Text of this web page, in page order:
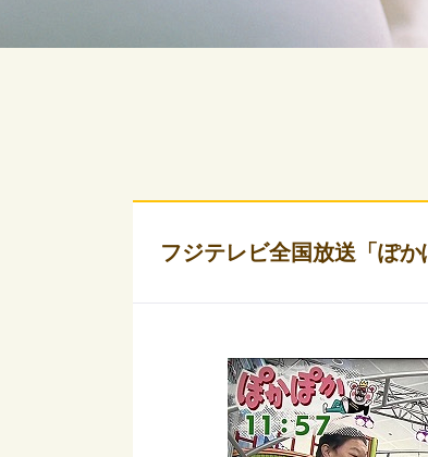
フジテレビ全国放送「ぽか